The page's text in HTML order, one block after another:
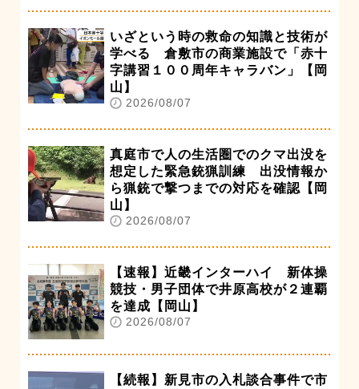
いざという時の救命の知識と技術が
学べる 倉敷市の商業施設で「赤十
字講習１００周年キャラバン」【岡
山】
2026/08/07
真庭市で人の生活圏でのクマ出没を
想定した緊急銃猟訓練 出没情報か
ら猟銃で撃つまでの対応を確認【岡
山】
2026/08/07
【速報】近畿インターハイ 新体操
競技・男子団体で井原高校が２連覇
を達成【岡山】
2026/08/07
【続報】新見市の入札談合事件で市